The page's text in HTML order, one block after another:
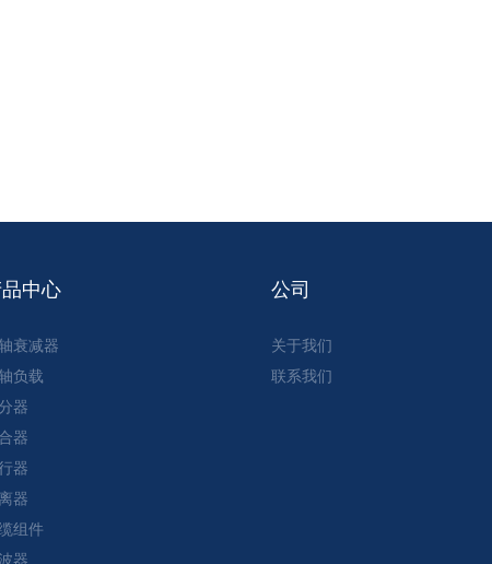
中心
衰减器
负载
器
器
器
器
组件
器
公司
关于我们
联系我们